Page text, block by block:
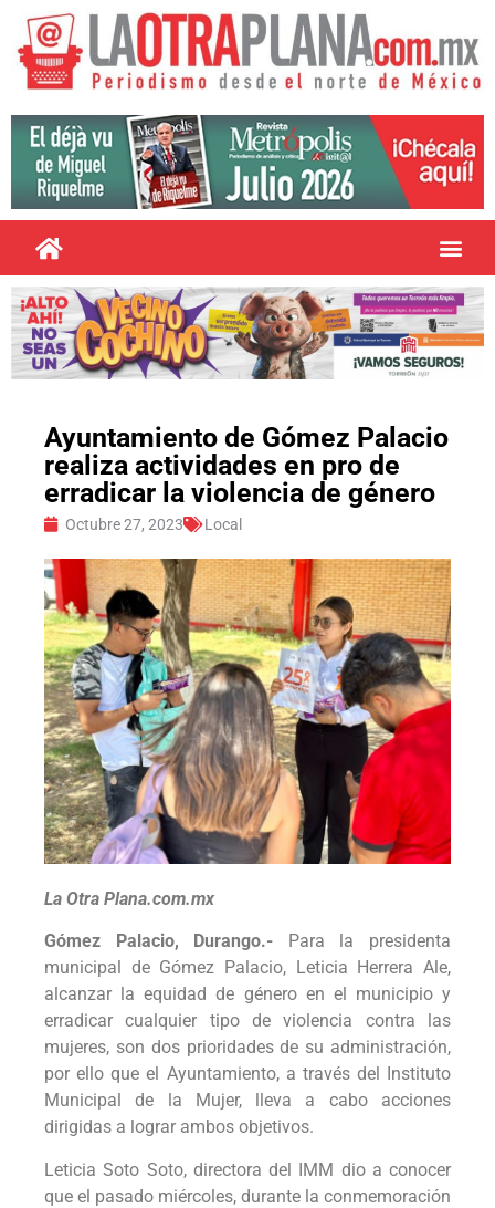
Ayuntamiento de Gómez Palacio
realiza actividades en pro de
erradicar la violencia de género
Octubre 27, 2023 Local
La Otra Plana.com.mx
Gómez Palacio, Durango.-
Para la presidenta
municipal de Gómez Palacio, Leticia Herrera Ale,
alcanzar la equidad de género en el municipio y
erradicar cualquier tipo de violencia contra las
mujeres, son dos prioridades de su administración,
por ello que el Ayuntamiento, a través del Instituto
Municipal de la Mujer, lleva a cabo acciones
dirigidas a lograr ambos objetivos.
Leticia Soto Soto, directora del IMM dio a conocer
que el pasado miércoles, durante la conmemoración